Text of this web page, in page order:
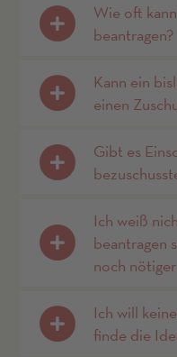
Wie oft
beantragen?
Kann ein
einen
Gibt es
Ich weiß
beantragen
noch
Ich will
finde die